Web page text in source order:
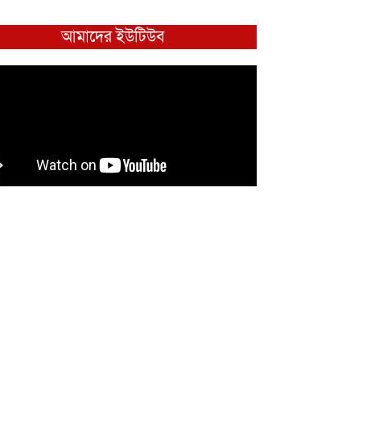
আমাদের ইউটিউব